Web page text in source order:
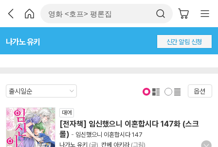
나가노 유키 신간 알림 신청
옵션
대여
[전자책] 임신했으니 이혼합시다 147화 (스크
롤) - 임신했으니 이혼합시다 147
나가노 유키 (글), 칸베 아키라(그림)